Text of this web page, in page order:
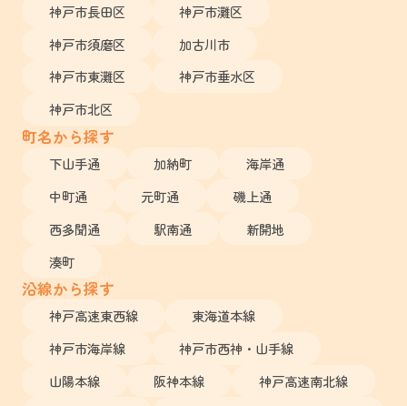
神戸市長田区
神戸市灘区
神戸市須磨区
加古川市
神戸市東灘区
神戸市垂水区
神戸市北区
町名から探す
下山手通 加納町
海岸通
中町通
元町通
磯上通
西多聞通
駅南通
新開地
湊町
沿線から探す
神戸高速東西線
東海道本線
神戸市海岸線
神戸市西神・山手線
山陽本線
阪神本線
神戸高速南北線